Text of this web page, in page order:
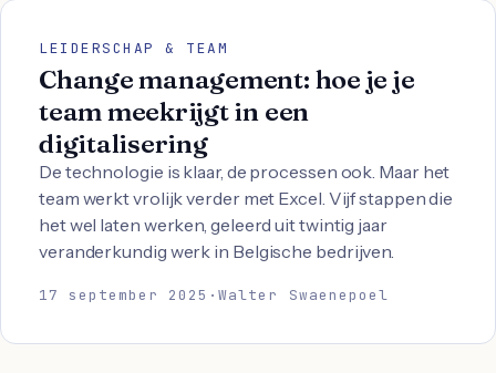
LEIDERSCHAP & TEAM
Change management: hoe je je
team meekrijgt in een
digitalisering
De technologie is klaar, de processen ook. Maar het
team werkt vrolijk verder met Excel. Vijf stappen die
het wel laten werken, geleerd uit twintig jaar
veranderkundig werk in Belgische bedrijven.
17 september 2025 ·Walter Swaenepoel